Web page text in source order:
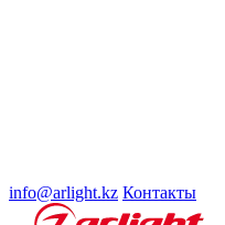
info@arlight.kz Контакты